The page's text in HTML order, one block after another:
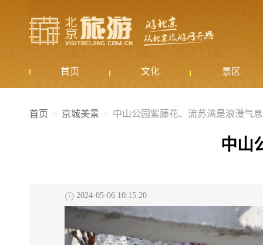
首页 文化 景区
首页 京城美景 中山公园紫藤花、流苏满是浪漫气息
中山
2024-05-06 10:15:20